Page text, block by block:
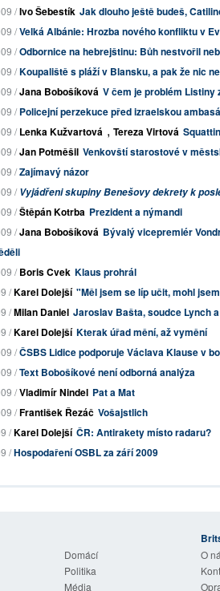
/Ivo Šebestík Jak dlouho ještě budeš,
/Velká Albánie: Hrozba nového konfliktu v
/Odbornice na hebrejštinu: Bůh nestvořil
/Koupaliště s pláží v Blansku, a pak že nic
/Jana Bobošíková V čem je problém
/Policejní perzekuce před izraelskou
/Lenka Kužvartová , Tereza Virtová
/Jan Potměšil Venkovští starostové v
/Zajímavý názor
/Vyjádřeni skupiny Benešovy dekrety k
/Štěpán Kotrba Prezident a nýmandi
/Jana Bobošíková Bývalý vicepremiér
/Boris Cvek Klaus prohrál
/Karel Dolejší "Měl jsem se líp učit, mohl
/Milan Daniel Jaroslav Bašta, soudce Lynch
/Karel Dolejší Kterak úřad mění, až vymění
/ČSBS Lidice podporuje Václava Klause v
/Text Bobošíkové není odborná analýza
/Vladimír Nindel Pat a Mat
/František Řezáč Vošajstlich
/Karel Dolejší ČR: Antirakety místo radaru?
/Hospodaření OSBL za září 2009
Domácí
Politika
Média
O